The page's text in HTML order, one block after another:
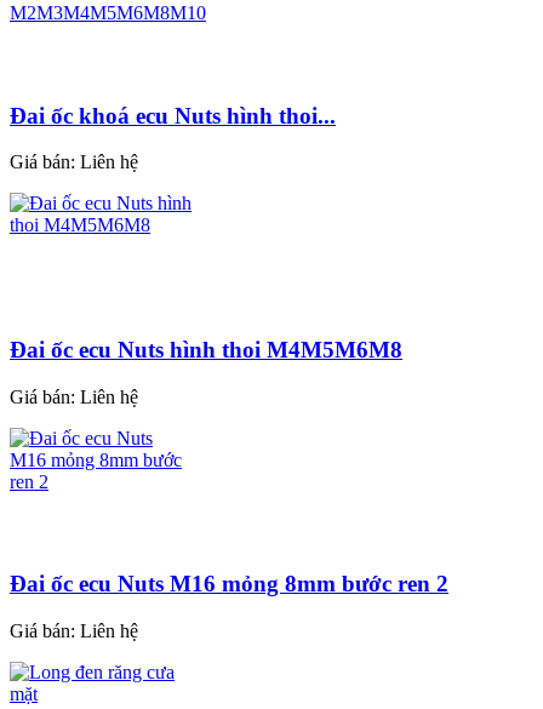
Đai ốc khoá ecu Nuts hình thoi...
Giá bán: Liên hệ
Đai ốc ecu Nuts hình thoi M4M5M6M8
Giá bán: Liên hệ
Đai ốc ecu Nuts M16 mỏng 8mm bước ren 2
Giá bán: Liên hệ